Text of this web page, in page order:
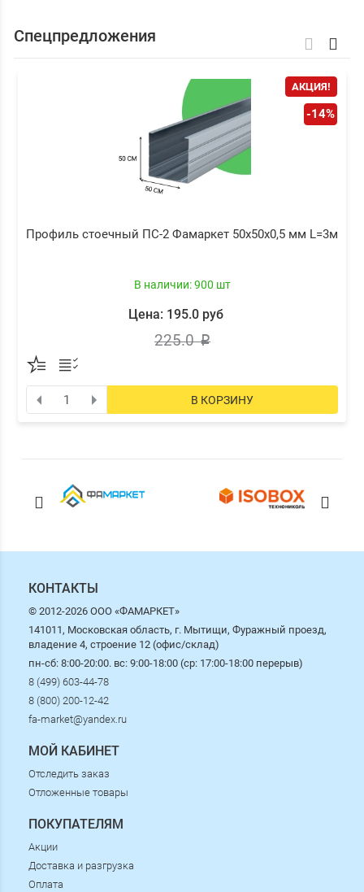
Спецпредложения
АКЦИЯ!
-14%
Профиль стоечный ПС-2 Фамаркет 50х50х0,5 мм L=3м
В наличии: 900 шт
Цена: 195.0 руб
225.0 p
В КОРЗИНУ
КОНТАКТЫ
© 2012-2026 ООО «ФАМАРКЕТ»
141011, Московская область, г. Мытищи, Фуражный проезд,
владение 4, строение 12 (офис/склад)
пн-сб: 8:00-20:00. вс: 9:00-18:00 (ср: 17:00-18:00 перерыв)
8 (499) 603-44-78
8 (800) 200-12-42
fa-market@yandex.ru
МОЙ КАБИНЕТ
Отследить заказ
Отложенные товары
ПОКУПАТЕЛЯМ
Акции
Доставка и разгрузка
Оплата